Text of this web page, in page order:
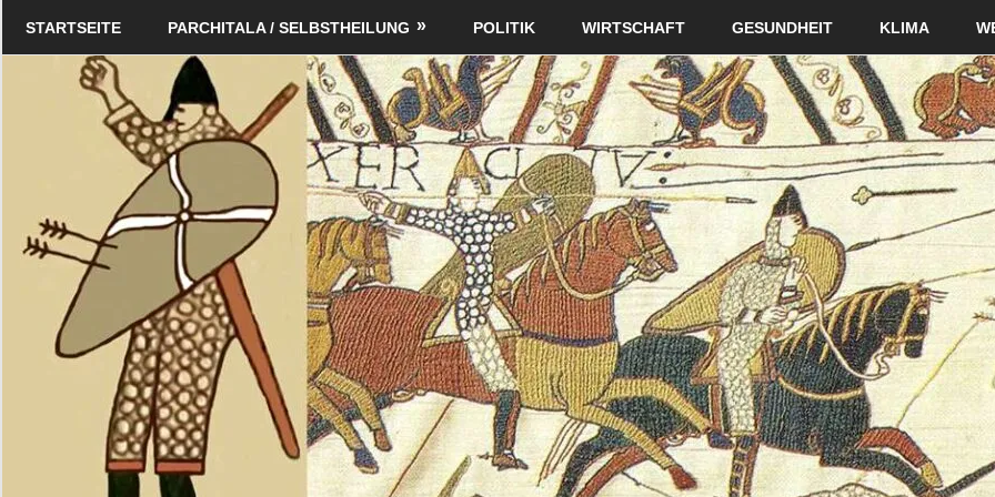
Schildverlag
STARTSEITE PARCHITALA / SELBSTHEILUNG POLITIK WIRTSCHAFT GESUNDHEIT KLIMA